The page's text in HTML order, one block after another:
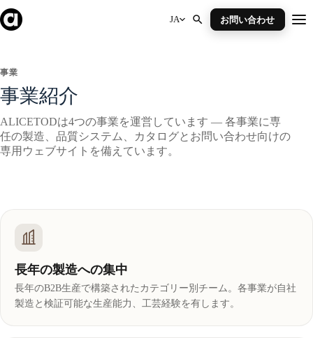
to
content
JA お問い合わせ
事業
事業紹介
ALICETODは4つの事業を運営しています — 各事業に専
任の製造、品質システム、カタログとお問い合わせ向けの
専用ウェブサイトを備えています。
長年の製造への集中
長年のB2B生産で構築されたカテゴリー別チーム。各事業が自社
製造と検証可能な生産能力、工芸経験を有します。